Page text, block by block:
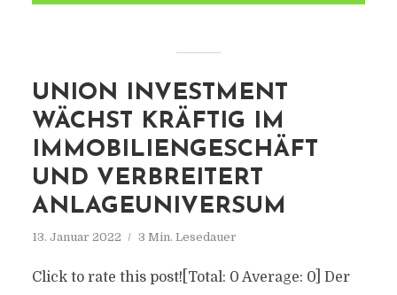
UNION INVESTMENT
WÄCHST KRÄFTIG IM
IMMOBILIENGESCHÄFT
UND VERBREITERT
ANLAGEUNIVERSUM
13. Januar 2022 3 Min. Lesedauer
Click to rate this post![Total: 0 Average: 0] Der